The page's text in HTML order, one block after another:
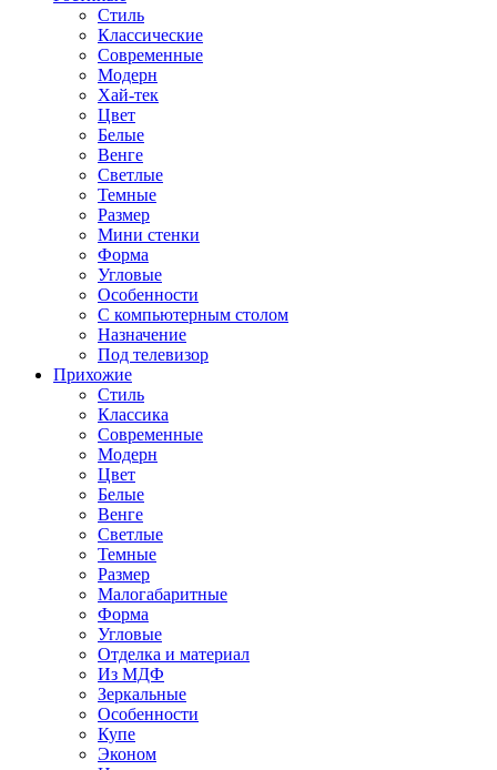
Стиль
Классические
Современные
Модерн
Хай-тек
Цвет
Белые
Венге
Светлые
Темные
Размер
Мини стенки
Форма
Угловые
Особенности
С компьютерным столом
Назначение
Под телевизор
Прихожие
Стиль
Классика
Современные
Модерн
Цвет
Белые
Венге
Светлые
Темные
Размер
Малогабаритные
Форма
Угловые
Отделка и материал
Из МДФ
Зеркальные
Особенности
Купе
Эконом